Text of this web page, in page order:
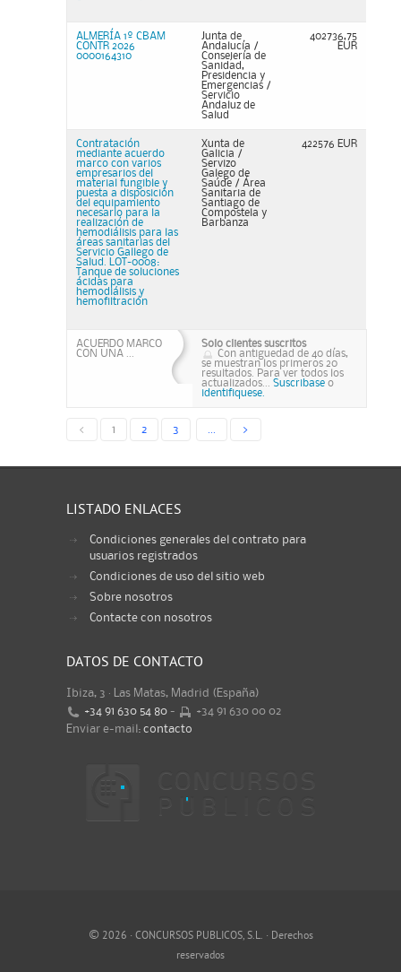
ALMERÍA 1º CBAM
CONTR 2026
0000164310
Junta de
Andalucía /
Consejería de
Sanidad,
Presidencia y
Emergencias /
Servicio
Andaluz de
Salud
402736,75
EUR
Contratación
mediante acuerdo
marco con varios
empresarios del
material fungible y
puesta a disposición
del equipamiento
necesario para la
realización de
hemodiálisis para las
áreas sanitarias del
Servicio Gallego de
Salud. LOT-0008:
Tanque de soluciones
ácidas para
hemodiálisis y
hemofiltración
Xunta de
Galicia /
Servizo
Galego de
Saúde / Área
Sanitaria de
Santiago de
Compostela y
Barbanza
422576 EUR
ACUERDO MARCO
CON UNA ...
Solo clientes suscritos
Con antiguedad de 40 días,
se muestran los primeros 20
resultados. Para ver todos los
actualizados... Suscribase o
identifiquese.
< 1 2 3 >
LISTADO ENLACES
Condiciones generales del contrato para
usuarios registrados
Condiciones de uso del sitio web
Sobre nosotros
Contacte con nosotros
DATOS DE CONTACTO
Ibiza, 3 · Las Matas, Madrid (España)
+34 91 630 54 80 -
+34 91 630 00 02
Enviar e-mail: contacto
© 2026 · CONCURSOS PUBLICOS, S.L. · Derechos
reservados